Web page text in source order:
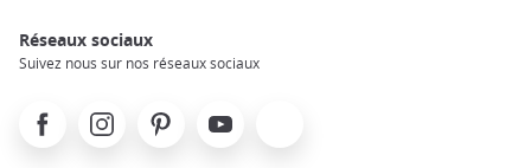
Réseaux sociaux
Suivez nous sur nos réseaux sociaux
FacebookInstagramPinterest Youtube